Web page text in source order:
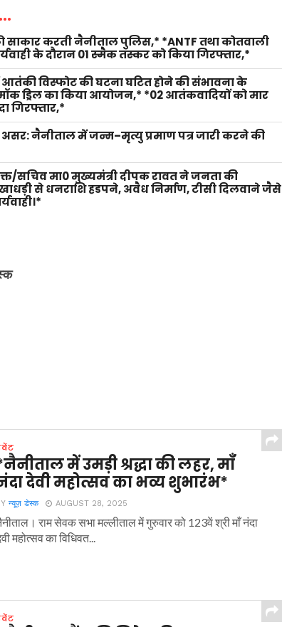
करती नैनीताल पुलिस,* *ANTF तथा कोतवाली
के दौरान 01 स्मैक तस्कर को किया गिरफ्तार,*
विस्फोट की घटना घटित होने की संभावना के
ड्रिल का किया आयोजन,* *02 आतंकवादियों को मार
गिरफ्तार,*
असर: नैनीताल में जन्म–मृत्यु प्रमाण पत्र जारी करने की
सचिव मा0 मुख्यमंत्री दीपक रावत ने जनता की
से धनराशि हडपने, अवैध निर्माण, टीसी दिलवाने जैसे
में उमड़ी श्रद्धा की लहर, माँ
देवी महोत्सव का भव्य शुभारंभ*
न्यूज़ डेस्क AUGUST 28, 2025
राम सेवक सभा मल्लीताल में गुरुवार को 123वें श्री माँ नंदा
महोत्सव का विधिवत...